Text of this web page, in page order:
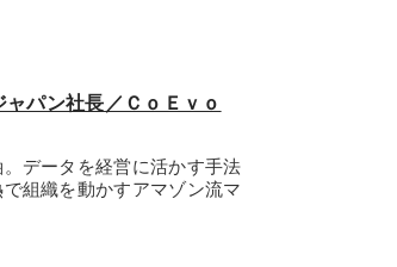
パン社長／ＣｏＥｖｏ
データを経営に活かす手法
組織を動かすアマゾン流マ